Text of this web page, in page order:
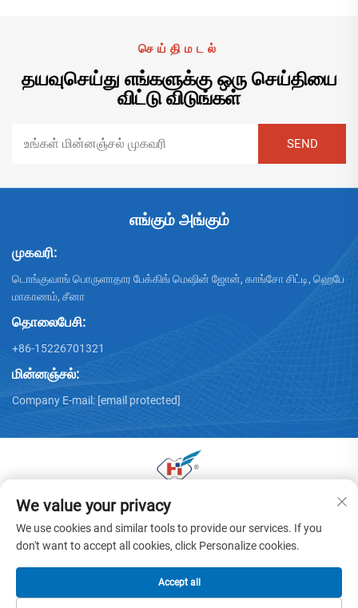
செய்திமடல்
தயவுசெய்து எங்களுக்கு ஒரு செய்தியை
விட்டு விடுங்கள்
எங்கும் அங்கும்
முகவரி:
டொங்குவாங் பொருளாதார பேக்கிங் மெஷின் ஜோன், காங்சோ சிட்டி, ஹெபே
மாகாணம், சீனா
தொலைபேசி:
+86-15226701321
மின்னஞ்சல்:
Company E-mail: [email protected]
டொங்குவாங் ஹுவாயு கார்ட்டன் மெஷினரி கோ., லிமிடெட் இன் ©
2025 அனைத்து உரிமைகளும் பாதுகாக்கப்பட்டவை -தனிமை
கொள்கை
We value your privacy
We use cookies and similar tools to provide our services. If you
don't want to accept all cookies, click Personalize cookies.
Accept all